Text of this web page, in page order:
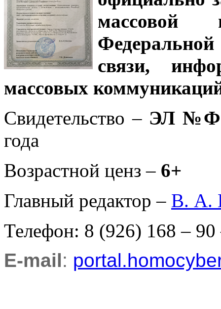
связи,
массовых
Свидетельство – ЭЛ
года
Возрастной ценз – 6+
Главный редактор – В. А.
Телефон: 8 (926) 168 – 90
E-mail: